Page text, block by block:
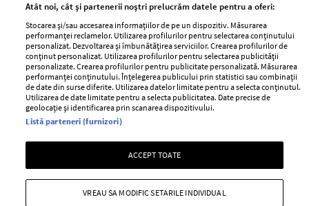
GSP
Unica
Baby
Retete
femei
Viva
Avantaje
Retete practice
Pariază responsabil! Decizia ONJN nr. 821/25.09.2025.
Jocurile de noroc sunt interzise minorilor.
Copyright © 2026 Ringier Romania SRL
Atât noi, cât și partenerii noștri prelucrăm datele pentru a oferi:
Stocarea și/sau accesarea informațiilor de pe un dispozitiv. Măsurarea
performanței reclamelor. Utilizarea profilurilor pentru selectarea conținutului
personalizat. Dezvoltarea și îmbunătățirea serviciilor. Crearea profilurilor de
conținut personalizat. Utilizarea profilurilor pentru selectarea publicității
personalizate. Crearea profilurilor pentru publicitate personalizată. Măsurarea
performanței conținutului. Înțelegerea publicului prin statistici sau combinații
de date din surse diferite. Utilizarea datelor limitate pentru a selecta conținutul.
Utilizarea de date limitate pentru a selecta publicitatea. Date precise de
geolocație și identificarea prin scanarea dispozitivului.
Listă parteneri (furnizori)
ACCEPT TOATE
VREAU SA MODIFIC SETARILE INDIVIDUAL